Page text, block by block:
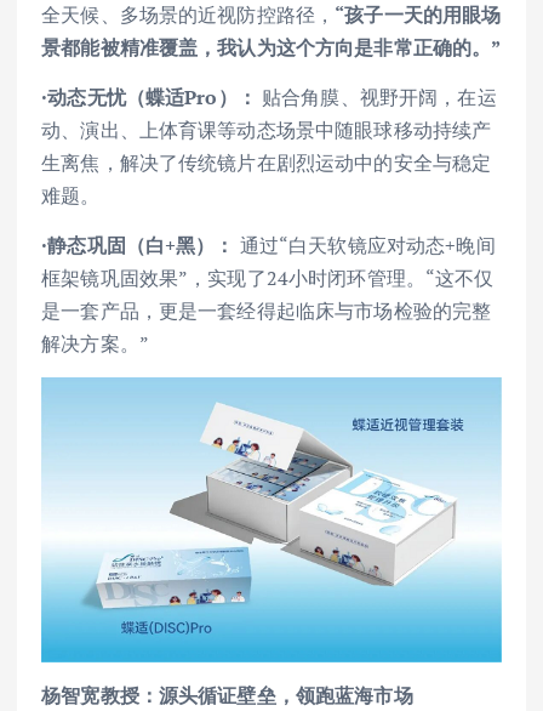
全天候、多场景的近视防控路径， “孩子一天的用眼场
景都能被精准覆盖，我认为这个方向是非常正确的。”
·动态无忧（蝶适Pro）： 贴合角膜、视野开阔，在运
动、演出、上体育课等动态场景中随眼球移动持续产
生离焦，解决了传统镜片在剧烈运动中的安全与稳定
难题。
·静态巩固（白+黑）： 通过“白天软镜应对动态+晚间
框架镜巩固效果”，实现了24小时闭环管理。“这不仅
是一套产品，更是一套经得起临床与市场检验的完整
解决方案。”
杨智宽教授：源头循证壁垒，领跑蓝海市场